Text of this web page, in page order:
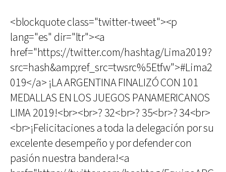
<blockquote class="twitter-tweet"><p
lang="es" dir="ltr"><a
href="https://twitter.com/hashtag/Lima2019?
src=hash&amp;ref_src=twsrc%5Etfw">#Lima2
019</a> ¡LA ARGENTINA FINALIZÓ CON 101
MEDALLAS EN LOS JUEGOS PANAMERICANOS
LIMA 2019!<br><br>? 32<br>? 35<br>? 34<br>
<br>¡Felicitaciones a toda la delegación por su
excelente desempeño y por defender con
pasión nuestra bandera!<a